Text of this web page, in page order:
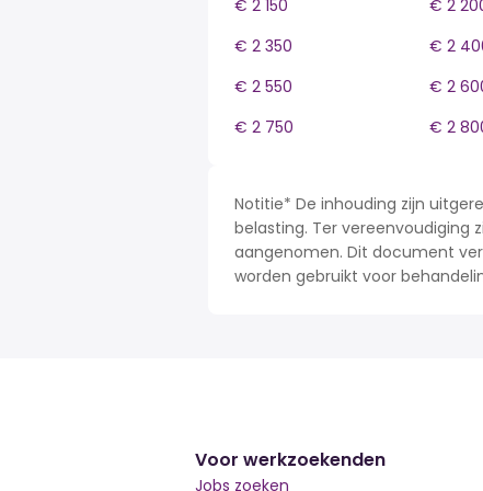
€ 2 150
€ 2
€ 2 350
€ 2
€ 2 550
€ 2
€ 2 750
€ 2
Notitie* De inhouding zijn
belasting. Ter vereenvoudiging
aangenomen. Dit document
worden gebruikt voor
Voor werkzoekenden
Jobs zoeken